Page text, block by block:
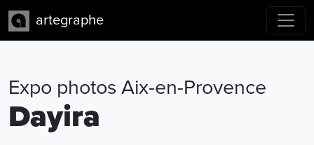
artegraphe
Expo photos Aix-en-Provence
Dayira